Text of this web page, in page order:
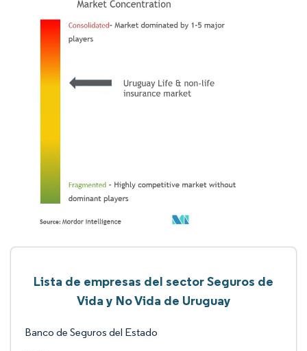
Lista de empresas del sector Seguros de
Vida y No Vida de Uruguay
Banco de Seguros del Estado